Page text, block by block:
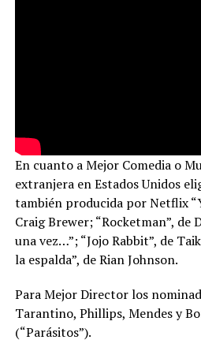
En cuanto a Mejor Comedia o
extranjera en Estados Unidos
también producida por Netflix
Craig Brewer; “Rocketman”, de
una vez…”; “Jojo Rabbit”, de
la espalda”, de Rian Johnson.
Para Mejor Director los
Tarantino, Phillips, Mendes y
(“Parásitos”).